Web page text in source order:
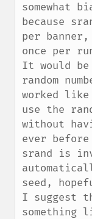
somewhat
because
per
once per
It would
random
worked
use the
without
ever
srand is
seed,
I suggest
something